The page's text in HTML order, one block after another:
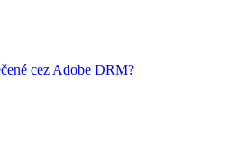
cez Adobe DRM?